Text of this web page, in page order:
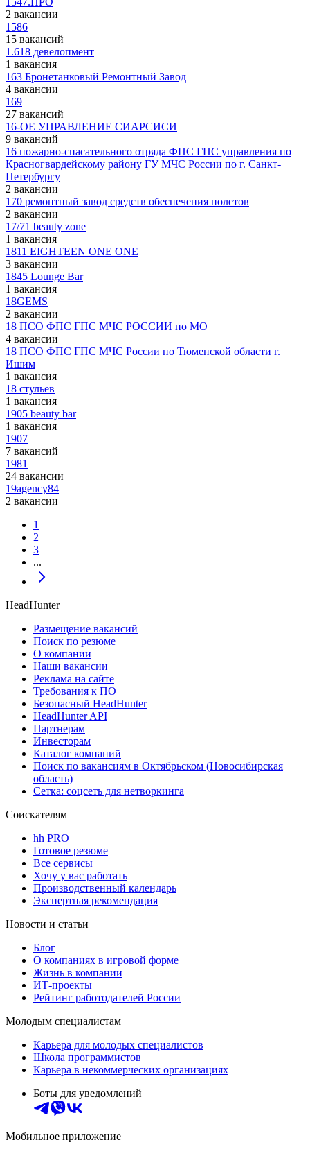
2 вакансии
1586
15 вакансий
1.618 девелопмент
1 вакансия
163 Бронетанковый Ремонтный Завод
4 вакансии
169
27 вакансий
16-ОЕ УПРАВЛЕНИЕ СИАРСИСИ
9 вакансий
16 пожарно-спасательного отряда ФПС ГПС управления по
Красногвардейскому району ГУ МЧС России по г. Санкт-
Петербургу
2 вакансии
170 ремонтный завод средств обеспечения полетов
2 вакансии
17/71 beauty zone
1 вакансия
1811 EIGHTEEN ONE ONE
3 вакансии
1845 Lounge Bar
1 вакансия
18GEMS
2 вакансии
18 ПСО ФПС ГПС МЧС РОССИИ по МО
4 вакансии
18 ПСО ФПС ГПС МЧС России по Тюменской области г.
Ишим
1 вакансия
18 стульев
1 вакансия
1905 beauty bar
1 вакансия
1907
7 вакансий
1981
24 вакансии
19agency84
2 вакансии
1
2
3
...
HeadHunter
Размещение вакансий
Поиск по резюме
О компании
Наши вакансии
Реклама на сайте
Требования к ПО
Безопасный HeadHunter
HeadHunter API
Партнерам
Инвесторам
Каталог компаний
Поиск по вакансиям в Октябрьском (Новосибирская
область)
Сетка: соцсеть для нетворкинга
Соискателям
hh PRO
Готовое резюме
Все сервисы
Хочу у вас работать
Производственный календарь
Экспертная рекомендация
Новости и статьи
Блог
О компаниях в игровой форме
Жизнь в компании
ИТ-проекты
Рейтинг работодателей России
Молодым специалистам
Карьера для молодых специалистов
Школа программистов
Карьера в некоммерческих организациях
Боты для уведомлений
Мобильное приложение